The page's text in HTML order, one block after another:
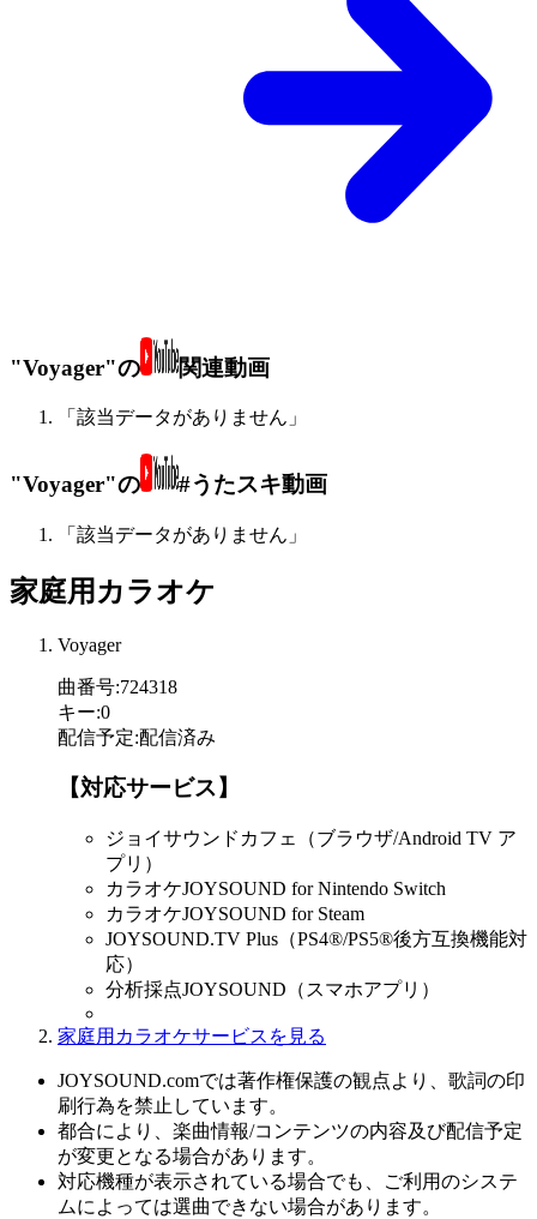
"Voyager"の 関連動画
「該当データがありません」
"Voyager"の #うたスキ動画
「該当データがありません」
家庭用カラオケ
Voyager
曲番号:724318
キー:0
配信予定:配信済み
【対応サービス】
ジョイサウンドカフェ（ブラウザ/Android TV ア
プリ）
カラオケJOYSOUND for Nintendo Switch
カラオケJOYSOUND for Steam
JOYSOUND.TV Plus（PS4®/PS5®後方互換機能対
応）
分析採点JOYSOUND（スマホアプリ）
家庭用カラオケサービスを見る
JOYSOUND.comでは著作権保護の観点より、歌詞の印
刷行為を禁止しています。
都合により、楽曲情報/コンテンツの内容及び配信予定
が変更となる場合があります。
対応機種が表示されている場合でも、ご利用のシステ
ムによっては選曲できない場合があります。